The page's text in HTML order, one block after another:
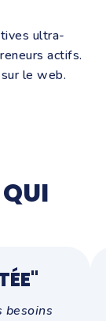
ultra-
actifs.
le web.
besoins